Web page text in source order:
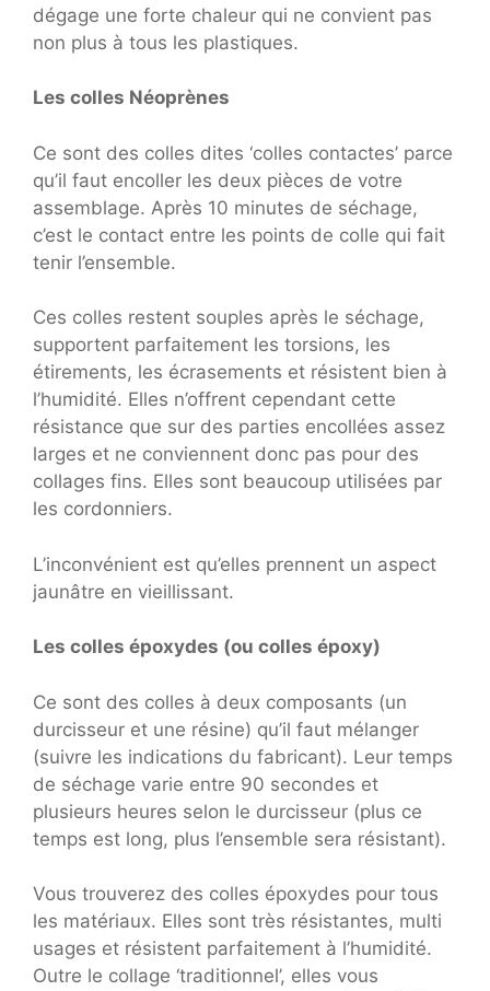
dégage une forte chaleur qui ne convient pas
non plus à tous les plastiques.
Les colles Néoprènes
Ce sont des colles dites ‘colles contactes’ parce
qu’il faut encoller les deux pièces de votre
assemblage. Après 10 minutes de séchage,
c’est le contact entre les points de colle qui fait
tenir l’ensemble.
Ces colles restent souples après le séchage,
supportent parfaitement les torsions, les
étirements, les écrasements et résistent bien à
l’humidité. Elles n’offrent cependant cette
résistance que sur des parties encollées assez
larges et ne conviennent donc pas pour des
collages fins. Elles sont beaucoup utilisées par
les cordonniers.
L’inconvénient est qu’elles prennent un aspect
jaunâtre en vieillissant.
Les colles époxydes (ou colles époxy)
Ce sont des colles à deux composants (un
durcisseur et une résine) qu’il faut mélanger
(suivre les indications du fabricant). Leur temps
de séchage varie entre 90 secondes et
plusieurs heures selon le durcisseur (plus ce
temps est long, plus l’ensemble sera résistant).
Vous trouverez des colles époxydes pour tous
les matériaux. Elles sont très résistantes, multi
usages et résistent parfaitement à l’humidité.
Outre le collage ‘traditionnel’, elles vous